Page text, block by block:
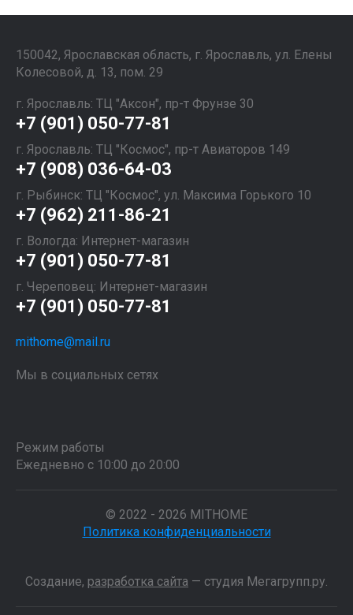
150042, Ярославская область, г. Ярославль, ул. Елены
Колесовой, д. 13, пом. 29
г. Ярославль: ТЦ "Аксон", пр-т Фрунзе 30
+7 (901) 050-77-81
г. Ярославль: ТЦ "Космос", пр-т Авиаторов 149
+7 (908) 036-64-03
г. Рыбинск: ТЦ "Космос", ул. Максима Горького 10
+7 (962) 211-86-21
г. Вологда: Интернет-магазин
+7 (901) 050-77-81
г. Череповец: Интернет-магазин
+7 (901) 050-77-81
mithome@mail.ru
Мы в социальных сетях
Режим работы
Ежедневно с 10:00 до 20:00
© 2022 - 2026 MITHOME
Политика конфиденциальности
Создание, разработка сайта — студия Мегагрупп.ру.